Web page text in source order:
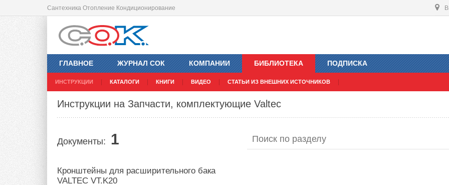
Сантехника Отопление Кондиционирование
ГЛАВНОЕ ЖУРНАЛ СОК КОМПАНИИ БИБЛИОТЕКА
ИНСТРУКЦИИ КАТАЛОГИ КНИГИ ВИДЕО СТАТЬИ ИЗ ВНЕШНИХ ИСТОЧНИКОВ
ПОДПИСКА
Инструкции на Запчасти, комплектующие Valtec
Документы: 1
Кронштейны для расширительного бака
VALTEC VT.K20